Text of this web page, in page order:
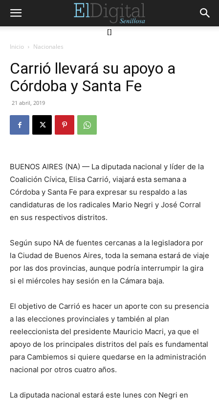
[]
Inicio Nacionales
Carrió llevará su apoyo a
Córdoba y Santa Fe
21 abril, 2019
BUENOS AIRES (NA) — La diputada nacional y líder de la
Coalición Cívica, Elisa Carrió, viajará esta semana a
Córdoba y Santa Fe para expresar su respaldo a las
candidaturas de los radicales Mario Negri y José Corral
en sus respectivos distritos.
Según supo NA de fuentes cercanas a la legisladora por
la Ciudad de Buenos Aires, toda la semana estará de viaje
por las dos provincias, aunque podría interrumpir la gira
si el miércoles hay sesión en la Cámara baja.
El objetivo de Carrió es hacer un aporte con su presencia
a las elecciones provinciales y también al plan
reeleccionista del presidente Mauricio Macri, ya que el
apoyo de los principales distritos del país es fundamental
para Cambiemos si quiere quedarse en la administración
nacional por otros cuatro años.
La diputada nacional estará este lunes con Negri en